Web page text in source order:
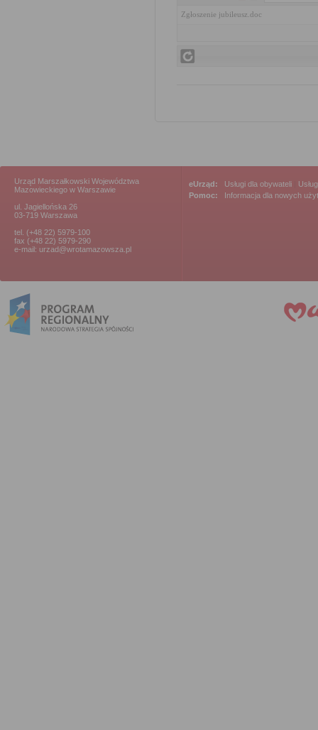
Zgłoszenie jubileusz.doc
Urząd Marszałkowski Województwa
Mazowieckiego w Warszawie
ul. Jagiellońska 26
03-719 Warszawa
tel. (+48 22) 5979-100
fax (+48 22) 5979-290
e-mail: urzad@wrotamazowsza.pl
eUrząd: Usługi dla obywateli
Pomoc:
Informacja dla nowych